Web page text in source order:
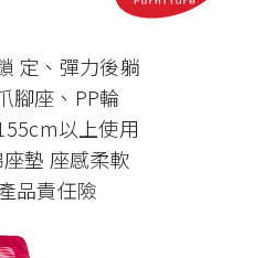
定、彈力後躺
腳座、PP輪
以上使用
墊 座感柔軟
品責任險